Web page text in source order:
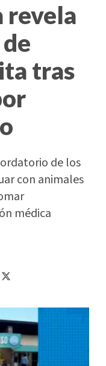
revela
tras
de los
con animales
médica